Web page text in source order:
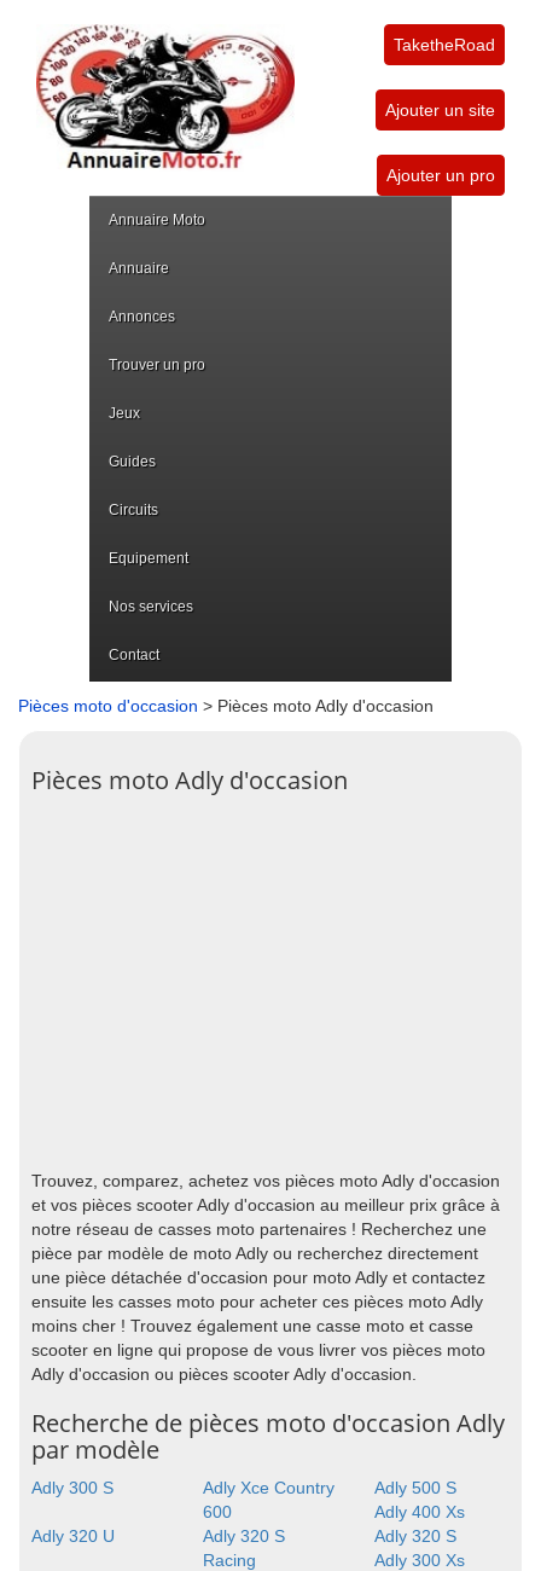
TaketheRoad
Ajouter un site
Ajouter un pro
Annuaire Moto
Annuaire
Annonces
Trouver un pro
Jeux
Guides
Circuits
Equipement
Nos services
Contact
Pièces moto d'occasion > Pièces moto Adly d'occasion
Pièces moto Adly d'occasion
Trouvez, comparez, achetez vos pièces moto Adly d'occasion
et vos pièces scooter Adly d'occasion au meilleur prix grâce à
notre réseau de casses moto partenaires ! Recherchez une
pièce par modèle de moto Adly ou recherchez directement
une pièce détachée d'occasion pour moto Adly et contactez
ensuite les casses moto pour acheter ces pièces moto Adly
moins cher ! Trouvez également une casse moto et casse
scooter en ligne qui propose de vous livrer vos pièces moto
Adly d'occasion ou pièces scooter Adly d'occasion.
Recherche de pièces moto d'occasion Adly
par modèle
Adly 300 S
Adly Xce Country
600
Adly 500 S
Adly 400 Xs
Adly 320 U
Adly 320 S
Racing
Adly 320 S
Adly 300 Xs